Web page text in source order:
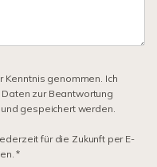
Kenntnis genommen. Ich
zur Beantwortung
gespeichert werden.
für die Zukunft per E-
*